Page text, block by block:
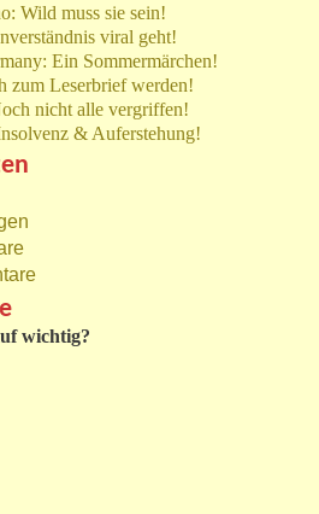
Wild muss sie sein!
viral geht!
Ein Sommermärchen!
zum Leserbrief werden!
nicht alle vergriffen!
& Auferstehung!
wichtig?